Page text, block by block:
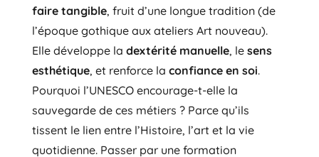
faire tangible, fruit d’une longue tradition (de
l’époque gothique aux ateliers Art nouveau).
Elle développe la dextérité manuelle, le sens
esthétique, et renforce la confiance en soi.
Pourquoi l’UNESCO encourage-t-elle la
sauvegarde de ces métiers ? Parce qu’ils
tissent le lien entre l’Histoire, l’art et la vie
quotidienne. Passer par une formation